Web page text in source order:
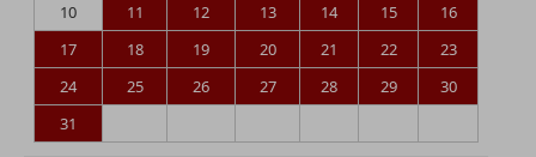
10
11 12 13 14 15
16
17
18 19 20 21 22
23
24
25 26 27 28 29
30
31